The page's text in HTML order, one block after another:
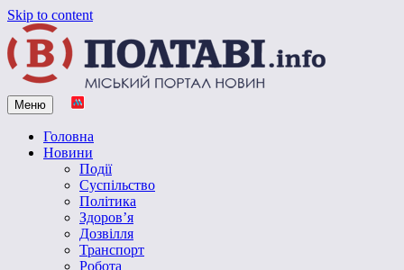
Skip to content
Vpoltave.info
Полтавський портал новин
Меню
Головна
Новини
Події
Суспільство
Політика
Здоров’я
Дозвілля
Транспорт
Робота